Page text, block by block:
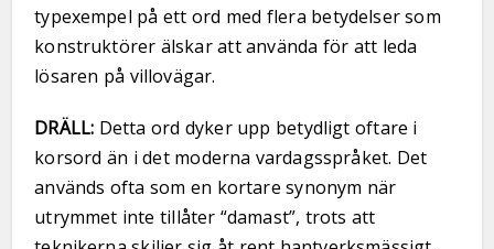
typexempel på ett ord med flera betydelser som
konstruktörer älskar att använda för att leda
lösaren på villovägar.
DRÄLL: Detta ord dyker upp betydligt oftare i
korsord än i det moderna vardagsspråket. Det
används ofta som en kortare synonym när
utrymmet inte tillåter “damast”, trots att